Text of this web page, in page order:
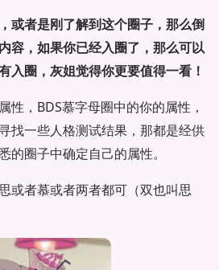
或者是刚了解到这个圈子，那么倒
容，如果你已经入圈了，那么可以
入圈，灰姐觉得你更要值得一看！
性，BDS慕字母圈中的你的属性，
找一些人格测试结果，那都是经供
的圈子中确定自己的属性。
或者慕或者两者都可（双也叫思